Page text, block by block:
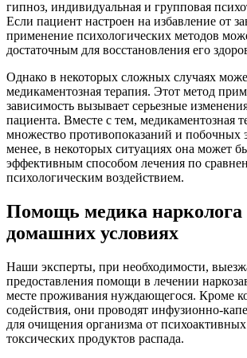
гипноз, индивидуальная и групповая
Если пациент настроен на избавление от
применение психологических методов
достаточным для восстановления его
Однако в некоторых сложных случаях
медикаментозная терапия. Этот метод
зависимость вызывает серьезные
пациента. Вместе с тем, медикаментозная
множество противопоказаний и побочных
менее, в некоторых ситуациях она может
эффективным способом лечения по
психологическим воздействием.
Помощь медика нарколога
домашних условиях
Наши эксперты, при необходимости,
предоставления помощи в лечении
месте проживания нуждающегося. Кроме
содействия, они проводят инфузионно-
для очищения организма от
токсических продуктов распада.